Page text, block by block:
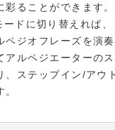
彩ることができます。
ドに切り替えれば、
ペジオフレーズを演
アルペジエーターの
、ステップイン/アウ